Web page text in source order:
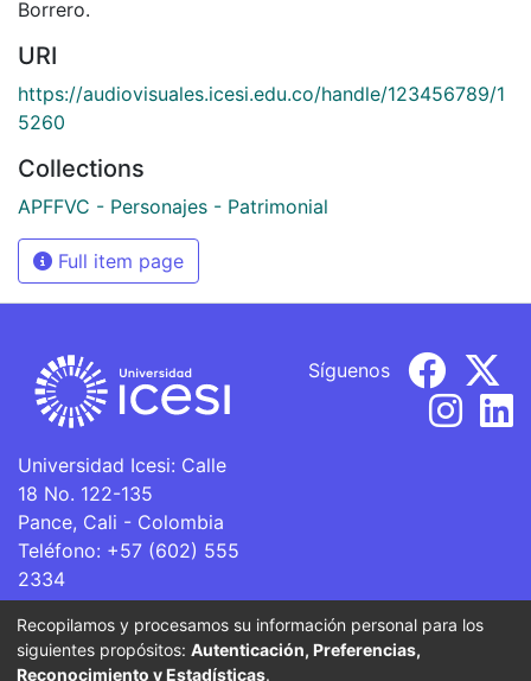
Borrero.
URI
https://audiovisuales.icesi.edu.co/handle/123456789/1
5260
Collections
APFFVC - Personajes - Patrimonial
Full item page
Universidad Icesi: Calle
18 No. 122-135
Pance, Cali - Colombia
Teléfono: +57 (602) 555
2334
ventanillaunica@icesi.edu.co
Síguenos
La Universidad Icesi es una Institución de Educación
Recopilamos y procesamos su información personal para los
siguientes propósitos: Autenticación, Preferencias,
Reconocimiento y Estadísticas.